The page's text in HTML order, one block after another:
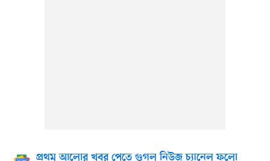
প্রথম আলোর খবর পেতে গুগল নিউজ চ্যানেল ফলো